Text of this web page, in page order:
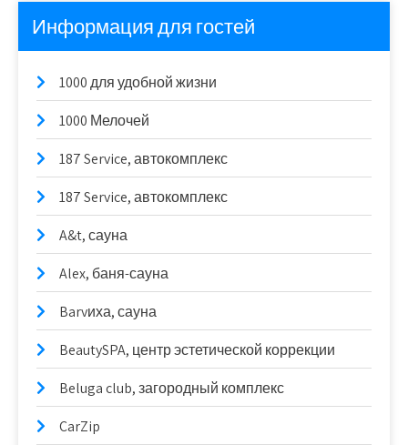
Информация для гостей
1000 для удобной жизни
1000 Мелочей
187 Service, автокомплекс
187 Service, автокомплекс
A&t, сауна
Alex, баня-сауна
Barvиха, сауна
BeautySPA, центр эстетической коррекции
Beluga club, загородный комплекс
CarZip